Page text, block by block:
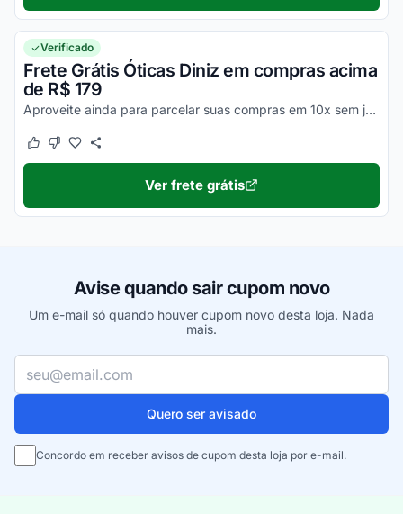
Verificado
Frete Grátis Óticas Diniz em compras acima
de R$ 179
Aproveite ainda para parcelar suas compras em 10x sem juros na loja virtual Óticas Diniz.
Este cupom funcionou
Este cupom não funcionou
Ver frete grátis
Avise quando sair cupom novo
Um e-mail só quando houver cupom novo desta loja. Nada
mais.
Seu e-mail
Quero ser avisado
Concordo em receber avisos de cupom desta loja por e-mail.